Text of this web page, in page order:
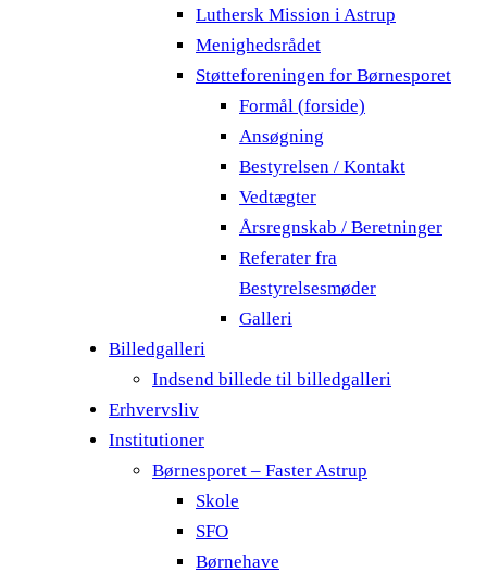
Luthersk Mission i Astrup
Menighedsrådet
Støtteforeningen for Børnesporet
Formål (forside)
Ansøgning
Bestyrelsen / Kontakt
Vedtægter
Årsregnskab / Beretninger
Referater fra
Bestyrelsesmøder
Galleri
Billedgalleri
Indsend billede til billedgalleri
Erhvervsliv
Institutioner
Børnesporet – Faster Astrup
Skole
SFO
Børnehave